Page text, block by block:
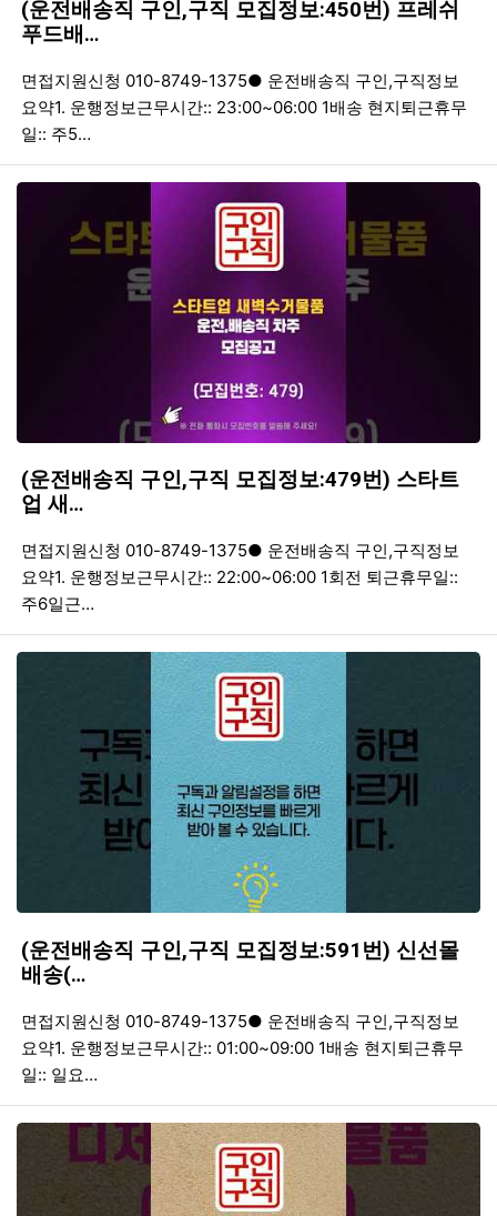
(운전배송직 구인,구직 모집정보:450번) 프레쉬
푸드배…
등록일
조회
면접지원신청 010-8749-1375● 운전배송직 구인,구직정보
요약1. 운행정보근무시간:: 23:00~06:00 1배송 현지퇴근휴무
일:: 주5…
(운전배송직 구인,구직 모집정보:479번) 스타트
업 새…
등록일
조회
면접지원신청 010-8749-1375● 운전배송직 구인,구직정보
요약1. 운행정보근무시간:: 22:00~06:00 1회전 퇴근휴무일::
주6일근…
(운전배송직 구인,구직 모집정보:591번) 신선몰
배송(…
등록일
조회
면접지원신청 010-8749-1375● 운전배송직 구인,구직정보
요약1. 운행정보근무시간:: 01:00~09:00 1배송 현지퇴근휴무
일:: 일요…